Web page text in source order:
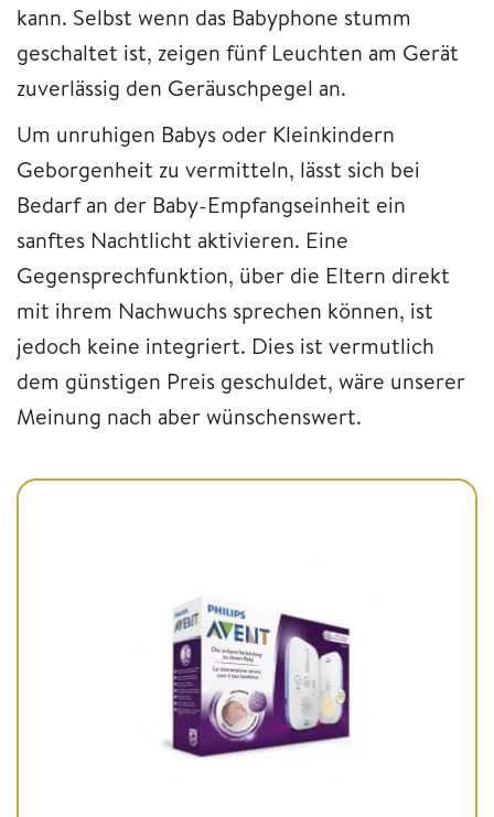
kann. Selbst wenn das Babyphone stumm
geschaltet ist, zeigen fünf Leuchten am Gerät
zuverlässig den Geräuschpegel an.
Um unruhigen Babys oder Kleinkindern
Geborgenheit zu vermitteln, lässt sich bei
Bedarf an der Baby-Empfangseinheit ein
sanftes Nachtlicht aktivieren. Eine
Gegensprechfunktion, über die Eltern direkt
mit ihrem Nachwuchs sprechen können, ist
jedoch keine integriert. Dies ist vermutlich
dem günstigen Preis geschuldet, wäre unserer
Meinung nach aber wünschenswert.